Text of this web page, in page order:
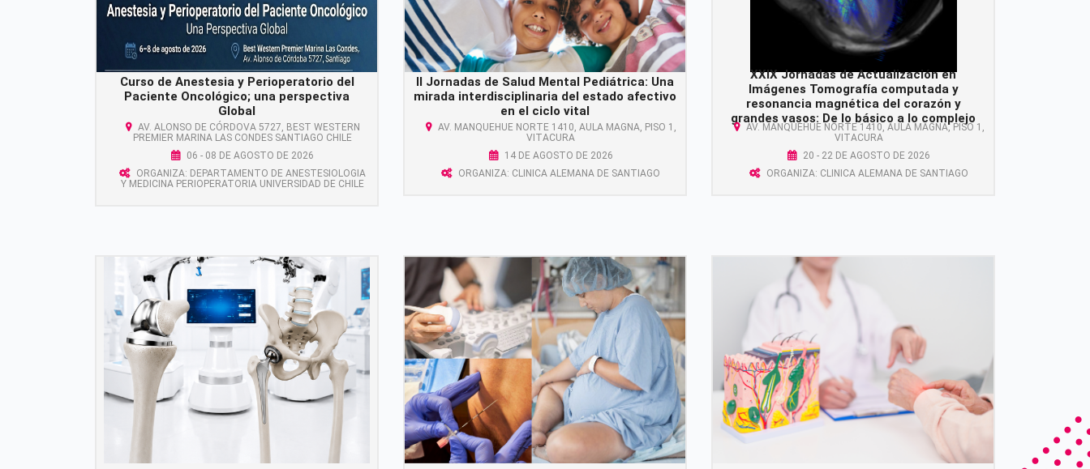
Curso de Anestesia y Perioperatorio del
Paciente Oncológico; una perspectiva
Global
AV. ALONSO DE CÓRDOVA 5727, BEST WESTERN
PREMIER MARINA LAS CONDES SANTIAGO CHILE
06 - 08 DE AGOSTO DE 2026
ORGANIZA: DEPARTAMENTO DE ANESTESIOLOGIA
Y MEDICINA PERIOPERATORIA UNIVERSIDAD DE CHILE
II Jornadas de Salud Mental Pediátrica: Una
mirada interdisciplinaria del estado afectivo
en el ciclo vital
AV. MANQUEHUE NORTE 1410, AULA MAGNA, PISO 1,
VITACURA
14 DE AGOSTO DE 2026
ORGANIZA: CLINICA ALEMANA DE SANTIAGO
XXIX Jornadas de Actualización en
Imágenes Tomografía computada y
resonancia magnética del corazón y
grandes vasos: De lo básico a lo complejo
AV. MANQUEHUE NORTE 1410, AULA MAGNA, PISO 1,
VITACURA
20 - 22 DE AGOSTO DE 2026
ORGANIZA: CLINICA ALEMANA DE SANTIAGO